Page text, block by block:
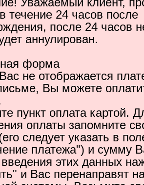
течение 24 часов после
после 24 часов
аннулирован.
форма
не отображается
Вы можете
пункт оплата картой.
оплаты запомните
следует указать в
платежа") и сумму
этих данных
и Вас перенаправят